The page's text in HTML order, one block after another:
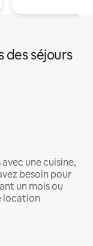
des séjours
une cuisine,
besoin pour
un mois ou
location